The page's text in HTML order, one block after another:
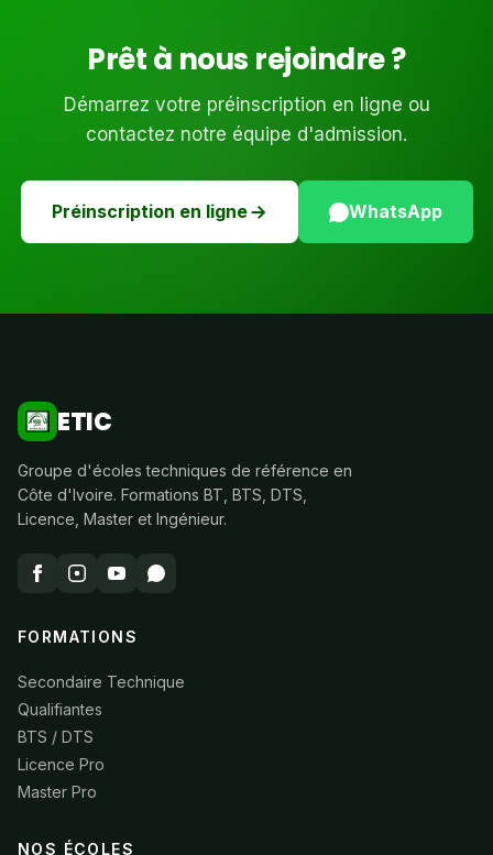
Prêt à nous rejoindre ?
Démarrez votre préinscription en ligne ou
contactez notre équipe d'admission.
Préinscription en ligne WhatsApp
ETIC
Groupe d'écoles techniques de référence en
Côte d'Ivoire. Formations BT, BTS, DTS,
Licence, Master et Ingénieur.
FORMATIONS
Secondaire Technique
Qualifiantes
BTS / DTS
Licence Pro
Master Pro
NOS ÉCOLES